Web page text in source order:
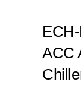
ACC